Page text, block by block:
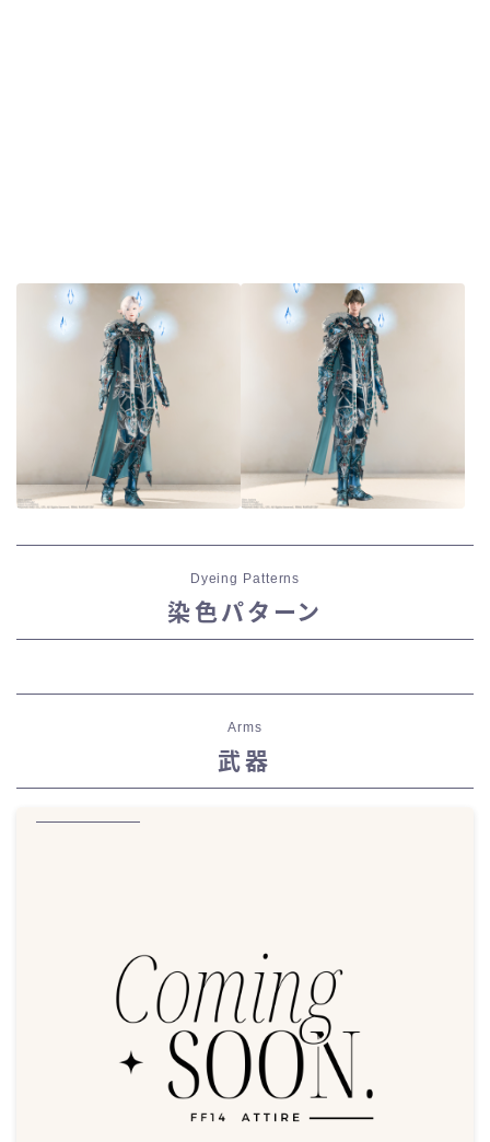
Dyeing Patterns
染色パターン
Arms
武器